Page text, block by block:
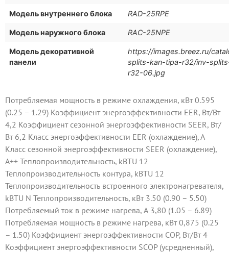
Модель внутреннего блока RAD-25RPE
Модель наружного блока RAC-25NPE
Модель декоративной
панели
https://images.breez.ru/
splits-kan-tipa-r32/inv-
r32-06.jpg
Потребляемая мощность в режиме охлаждения, кВт 0.595
(0.25 – 1.29) Коэффициент энергоэффективности EER, Вт/Вт
4,2 Коэффициент сезонной энергоэффективности SEER, Вт/
Вт 6,2 Класс энергоэффективности EER (охлаждение), A
Класс сезонной энергоэффективности SEER (охлаждение),
A++ Теплопроизводительность, kBTU 12
Теплопроизводительность контура, kBTU 12
Теплопроизводительность встроенного электронагревателя,
kBTU N Теплопроизводительность, кВт 3.50 (0.90 – 5.50)
Потребляемый ток в режиме нагрева, А 3,80 (1.05 – 6.89)
Потребляемая мощность в режиме нагрева, кВт 0,875 (0.25
– 1.50) Коэффициент энергоэффективности COP, Вт/Вт 4
Коэффициент энергоэффективности SCOP (усредненный),